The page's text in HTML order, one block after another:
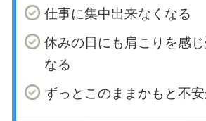
仕事に集中出来なくなる
休みの日にも肩こりを感
なる
ずっとこのままかもと不